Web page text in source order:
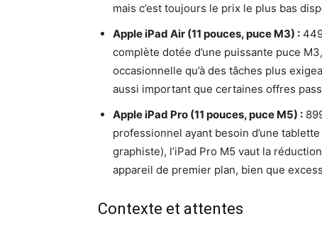
mais c’est toujours le prix le plus bas
Apple iPad Air (11 pouces, puce M3) :
complète dotée d’une puissante puce
occasionnelle qu’à des tâches plus
aussi important que certaines offres
Apple iPad Pro (11 pouces, puce M5) :
professionnel ayant besoin d’une
graphiste), l’iPad Pro M5 vaut la
appareil de premier plan, bien que
Contexte et attentes